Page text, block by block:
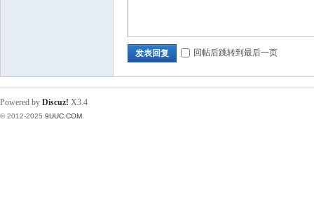
发表回复 回帖后跳转到最后一页
Powered by Discuz! X3.4
© 2012-2025 9UUC.COM